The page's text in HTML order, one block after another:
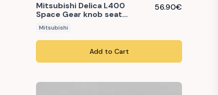
Mitsubishi Delica L400
Space Gear knob seat
(MB446616 / 75617R)
56.90€
Mitsubishi
Add to Cart